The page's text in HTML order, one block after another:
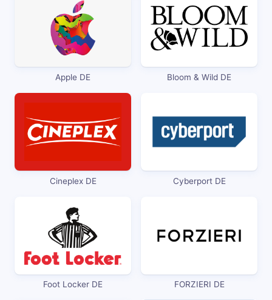
Apple DE Bloom & Wild DE
Cineplex DE Cyberport DE
Foot Locker DE FORZIERI DE